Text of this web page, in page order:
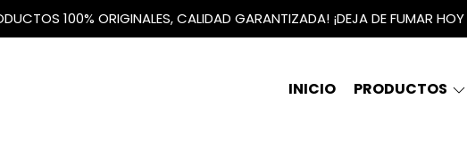
100% ORIGINALES, CALIDAD GARANTIZADA! ¡DEJA DE FUMAR
INICIO PRODUCTOS